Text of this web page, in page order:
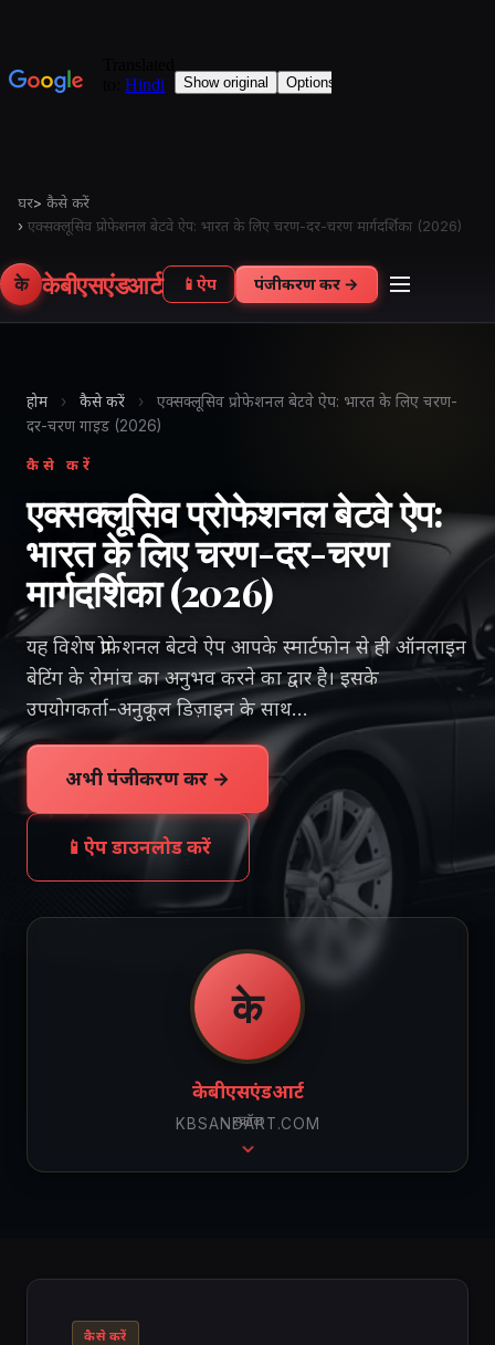
घर> कैसे करें
› एक्सक्लूसिव प्रोफेशनल बेटवे ऐप: भारत के लिए चरण-दर-चरण मार्गदर्शिका (2026)
के केबीएसएंडआर्ट 📱 ऐप पंजीकरण करें →
होम › कैसे करें ›
एक्सक्लूसिव प्रोफेशनल बेटवे ऐप: भारत के लिए चरण-
दर-चरण गाइड (2026)
कैसे करें
एक्सक्लूसिव प्रोफेशनल बेटवे ऐप:
भारत के लिए चरण-दर-चरण
मार्गदर्शिका (2026)
यह विशेष प्रोफेशनल बेटवे ऐप आपके स्मार्टफोन से ही ऑनलाइन
बेटिंग के रोमांच का अनुभव करने का द्वार है। इसके
उपयोगकर्ता-अनुकूल डिज़ाइन के साथ…
अभी पंजीकरण करें →
📱 ऐप डाउनलोड करें
के
केबीएसएंडआर्ट
KBSANDART.COM
स्क्रॉल
कैसे करें